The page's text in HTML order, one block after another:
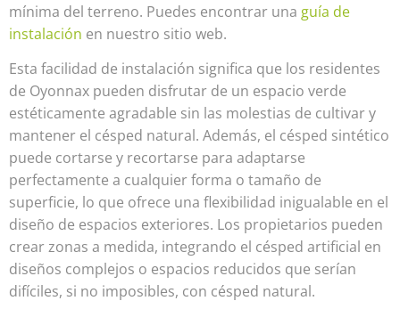
mínima del terreno. Puedes encontrar una guía de
instalación en nuestro sitio web.
Esta facilidad de instalación significa que los residentes
de Oyonnax pueden disfrutar de un espacio verde
estéticamente agradable sin las molestias de cultivar y
mantener el césped natural. Además, el césped sintético
puede cortarse y recortarse para adaptarse
perfectamente a cualquier forma o tamaño de
superficie, lo que ofrece una flexibilidad inigualable en el
diseño de espacios exteriores. Los propietarios pueden
crear zonas a medida, integrando el césped artificial en
diseños complejos o espacios reducidos que serían
difíciles, si no imposibles, con césped natural.